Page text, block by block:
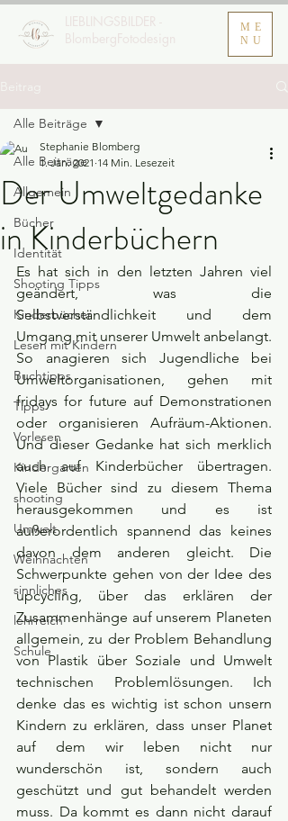
LIEBLINGSBILDER -
BlombergFotodesign
ME
NU
Alle Beiträge
Allgemein
Bücher
Identität
Shooting Tipps
Kinderbücher
Lesen mit Kindern
Buchtipps
Tipps
Vorlesen
Kindergarten
shooting
Umwelt
Weihnachten
sinnliches
lehrreich
Schule
Alle Beiträge
Der Umweltgedanke
in Kinderbüchern
Stephanie Blomberg
1. Jan. 2021 14 Min. Lesezeit
Es hat sich in den letzten Jahren viel
geändert, was die
Selbstverständlichkeit und dem
Umgang mit unserer Umwelt anbelangt.
So anagieren sich Jugendliche bei
Umweltorganisationen, gehen mit
fridays for future auf Demonstrationen
oder organisieren Aufräum-Aktionen.
Und dieser Gedanke hat sich merklich
auch auf Kinderbücher übertragen.
Viele Bücher sind zu diesem Thema
herausgekommen und es ist
außerordentlich spannend das keines
davon dem anderen gleicht. Die
Schwerpunkte gehen von der Idee des
upcycling, über das erklären der
Zusammenhänge auf unserem Planeten
allgemein, zu der Problem Behandlung
von Plastik über Soziale und Umwelt
technischen Problemlösungen. Ich
denke das es wichtig ist schon unsern
Kindern zu erklären, dass unser Planet
auf dem wir leben nicht nur
wunderschön ist, sondern auch
geschützt und gut behandelt werden
muss. Da kommt es dann nicht darauf